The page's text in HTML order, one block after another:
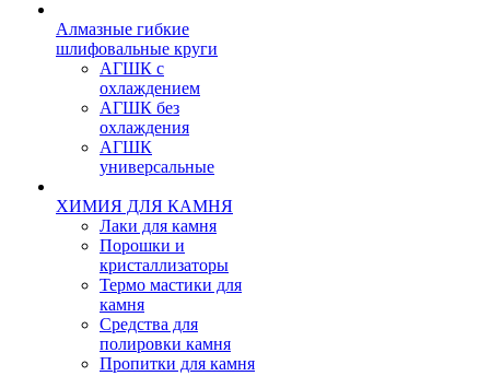
Алмазные гибкие
шлифовальные круги
АГШК с
охлаждением
АГШК без
охлаждения
АГШК
универсальные
ХИМИЯ ДЛЯ КАМНЯ
Лаки для камня
Порошки и
кристаллизаторы
Термо мастики для
камня
Средства для
полировки камня
Пропитки для камня